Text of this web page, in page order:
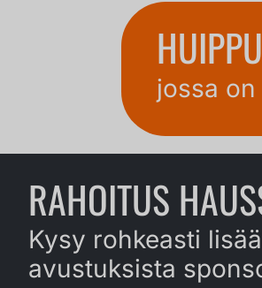
jossa
RAHOITUS
Kysy rohkeasti
avustuksista